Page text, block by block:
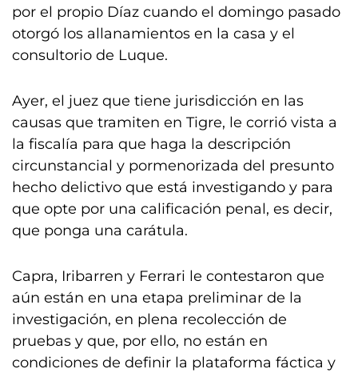
por el propio Díaz cuando el domingo pasado
otorgó los allanamientos en la casa y el
consultorio de Luque.
Ayer, el juez que tiene jurisdicción en las
causas que tramiten en Tigre, le corrió vista a
la fiscalía para que haga la descripción
circunstancial y pormenorizada del presunto
hecho delictivo que está investigando y para
que opte por una calificación penal, es decir,
que ponga una carátula.
Capra, Iribarren y Ferrari le contestaron que
aún están en una etapa preliminar de la
investigación, en plena recolección de
pruebas y que, por ello, no están en
condiciones de definir la plataforma fáctica y